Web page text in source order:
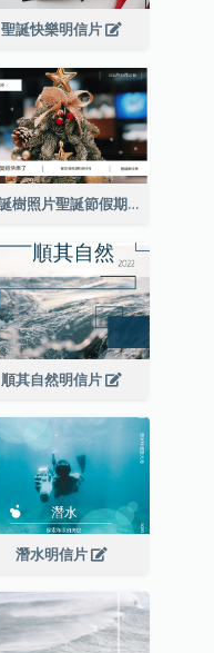
聖誕快樂明信片
聖誕樹照片聖誕節假期明信片
順其自然明信片
潛水明信片